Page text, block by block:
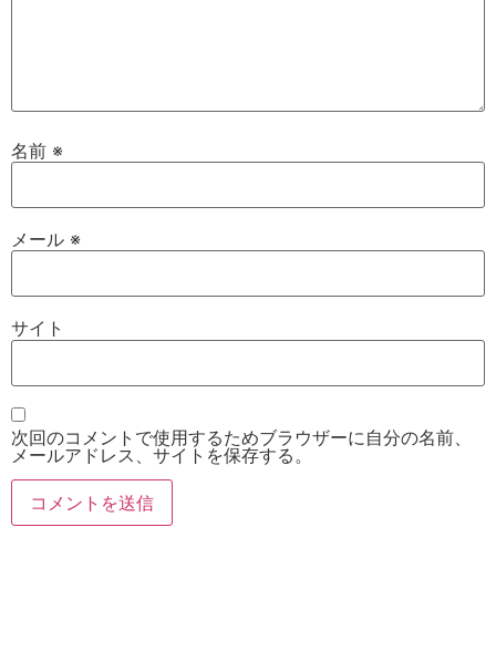
名前 ※
メール ※
サイト
次回のコメントで使用するためブラウザーに自分の名前、
メールアドレス、サイトを保存する。